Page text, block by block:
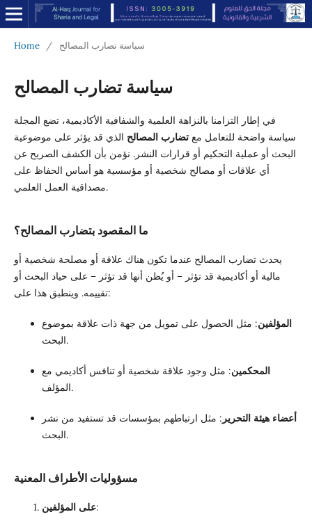
Home / سياسة تضارب المصالح
سياسة تضارب المصالح
في إطار التزامنا بالنزاهة العلمية والشفافية الأكاديمية، تضع المجلة
سياسة واضحة للتعامل معتضارب المصالح الذي قد يؤثر على موضوعية
البحث أو عملية التحكيم أو قرارات النشر. نؤمن بأن الكشف الصريح عن
أي علاقات أو مصالح شخصية أو مؤسسية هو أساس الحفاظ على
مصداقية العمل العلمي.
ما المقصود بتضارب المصالح؟
يحدث تضارب المصالح عندما تكون هناك علاقة أو مصلحة شخصية أو
مالية أو أكاديمية قد تؤثر – أو يُظن أنها قد تؤثر – على حياد البحث أو
تقييمه. وينطبق هذا على:
المؤلفين: مثل الحصول على تمويل من جهة ذات علاقة بموضوع
البحث.
المحكمين: مثل وجود علاقة شخصية أو تنافس أكاديمي مع
المؤلف.
أعضاء هيئة التحرير : مثل ارتباطهم بمؤسسات قد تستفيد من نشر
البحث.
مسؤوليات الأطراف المعنية
على المؤلفين: